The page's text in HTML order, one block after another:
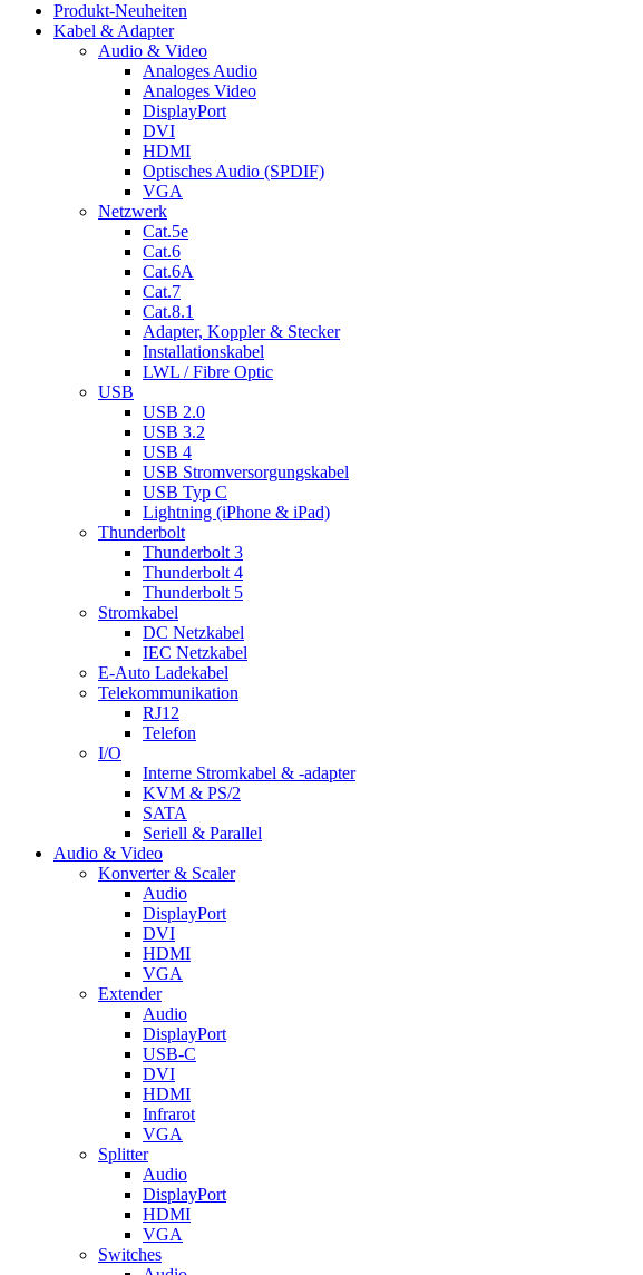
Produkt-Neuheiten
Kabel & Adapter
Audio & Video
Analoges Audio
Analoges Video
DisplayPort
DVI
HDMI
Optisches Audio (SPDIF)
VGA
Netzwerk
Cat.5e
Cat.6
Cat.6A
Cat.7
Cat.8.1
Adapter, Koppler & Stecker
Installationskabel
LWL / Fibre Optic
USB
USB 2.0
USB 3.2
USB 4
USB Stromversorgungskabel
USB Typ C
Lightning (iPhone & iPad)
Thunderbolt
Thunderbolt 3
Thunderbolt 4
Thunderbolt 5
Stromkabel
DC Netzkabel
IEC Netzkabel
E-Auto Ladekabel
Telekommunikation
RJ12
Telefon
I/O
Interne Stromkabel & -adapter
KVM & PS/2
SATA
Seriell & Parallel
Audio & Video
Konverter & Scaler
Audio
DisplayPort
DVI
HDMI
VGA
Extender
Audio
DisplayPort
USB-C
DVI
HDMI
Infrarot
VGA
Splitter
Audio
DisplayPort
HDMI
VGA
Switches